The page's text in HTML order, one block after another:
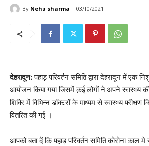
By Neha sharma 03/10/2021
देहरादून:पहाड़ परिवर्तन समिति द्वारा देहरादून में एक
आयोजन किया गया जिसमें क़ई लोगों ने अपने स्वास्थ्य
शिविर में विभिन्न डॉक्टरों के माध्यम से स्वास्थ्य परीक्षण
वितरित की गई ।
आपको बता दें कि पहाड़ परिवर्तन समिति कोरोना काल मे